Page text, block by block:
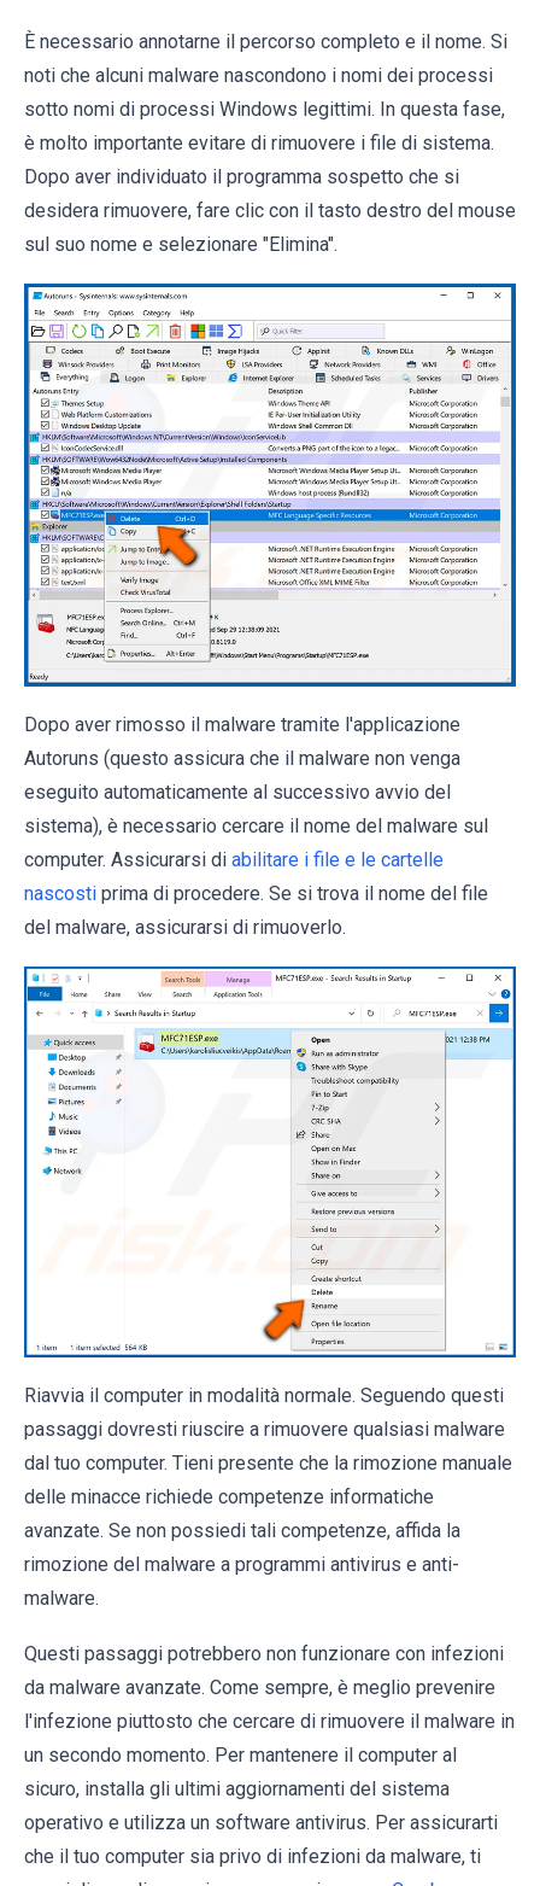
È necessario annotarne il percorso completo e il nome. Si
noti che alcuni malware nascondono i nomi dei processi
sotto nomi di processi Windows legittimi. In questa fase,
è molto importante evitare di rimuovere i file di sistema.
Dopo aver individuato il programma sospetto che si
desidera rimuovere, fare clic con il tasto destro del mouse
sul suo nome e selezionare "Elimina".
Dopo aver rimosso il malware tramite l'applicazione
Autoruns (questo assicura che il malware non venga
eseguito automaticamente al successivo avvio del
sistema), è necessario cercare il nome del malware sul
computer. Assicurarsi di abilitare i file e le cartelle
nascosti prima di procedere. Se si trova il nome del file
del malware, assicurarsi di rimuoverlo.
Riavvia il computer in modalità normale. Seguendo questi
passaggi dovresti riuscire a rimuovere qualsiasi malware
dal tuo computer. Tieni presente che la rimozione manuale
delle minacce richiede competenze informatiche
avanzate. Se non possiedi tali competenze, affida la
rimozione del malware a programmi antivirus e anti-
malware.
Questi passaggi potrebbero non funzionare con infezioni
da malware avanzate. Come sempre, è meglio prevenire
l'infezione piuttosto che cercare di rimuovere il malware in
un secondo momento. Per mantenere il computer al
sicuro, installa gli ultimi aggiornamenti del sistema
operativo e utilizza un software antivirus. Per assicurarti
che il tuo computer sia privo di infezioni da malware, ti